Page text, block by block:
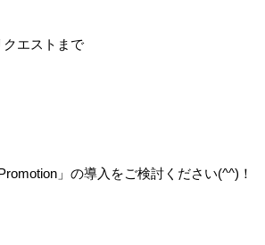
クエストまで
」の導入をご検討ください(^^) ！